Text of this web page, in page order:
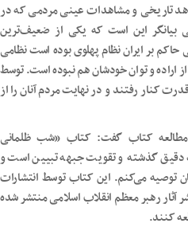
تاریخی و مشاهدات عینی مردمی که در
بیانگر این است که یکی از ضعیف‌ترین
حاکم بر ایران نظام پهلوی بوده است نظامی
اراده و توان خودشان هم نبوده است. توسط
کنار رفتند و در نهایت مردم آنان را از
مطالعه کتاب گفت: کتاب «شب ظلمانی
گذشته و تقویت جبهه تبیین است و
توصیه می‌کنم. این کتاب توسط انتشارات
آثار رهبر معظم انقلاب اسلامی منتشر شده
کنند.